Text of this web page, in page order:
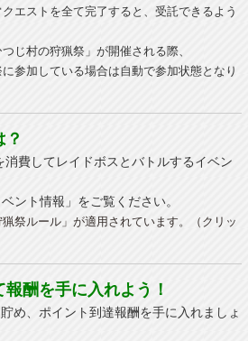
ストを全て完了すると、受託できるよう
じ村の狩猟祭」が開催される際、
参加している場合は自動で参加状態となり
費してレイドボスとバトルするイベン
ント情報」をご覧ください。
祭ルール」が適用されています。（クリッ
酬を手に入れよう！
め、ポイント到達報酬を手に入れましょ